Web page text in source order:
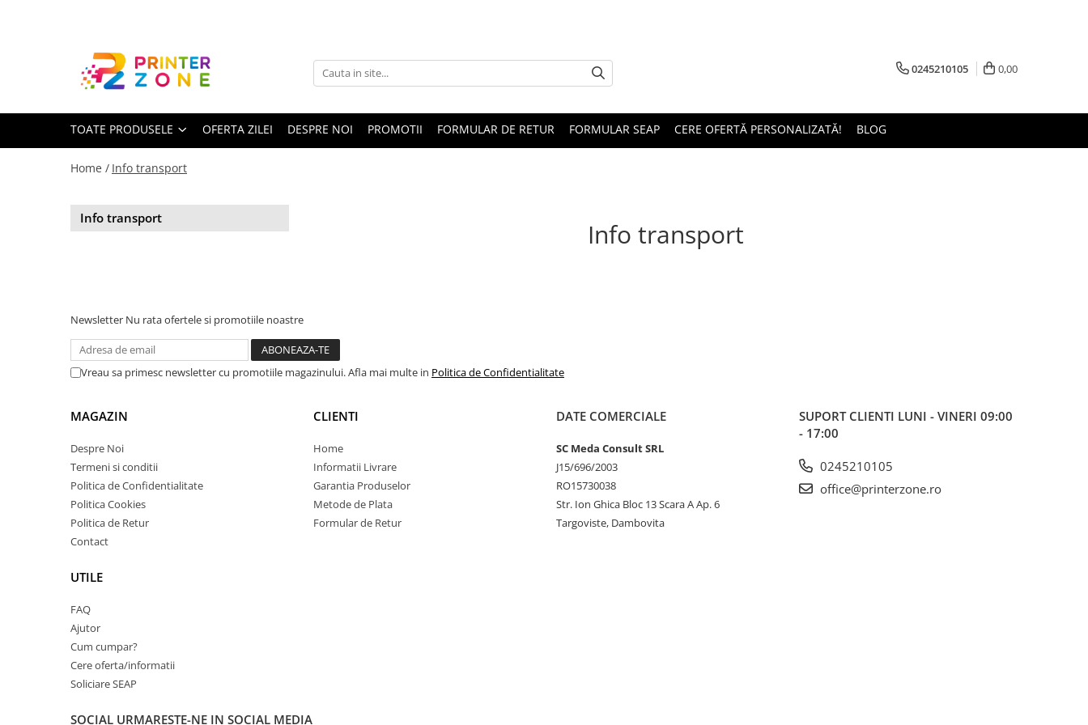
Toate Produsele
Imprimante cu jet
Imprimante etichete
Imprimante termice
Piese schimb
Capete imprimare
Cartuse inkjet si cerneala
compatibile
Tonere compatibile
Cartuse compatibile
Drum unit compatibile
Printare 3D
0245210105 0,00
TOATE PRODUSELE OFERTA ZILEI DESPRE NOI PROMOTII FORMULAR DE RETUR FORMULAR SEAP CERE OFERTĂ PERSONALIZATĂ! BLOG
Home / Info transport
Info transport
Info transport
Newsletter Nu rata ofertele si promotiile noastre
Vreau sa primesc newsletter cu promotiile magazinului. Afla mai multe in Politica de Confidentialitate
MAGAZIN
Despre Noi
Termeni si conditii
Politica de Confidentialitate
Politica Cookies
Politica de Retur
Contact
UTILE
FAQ
Ajutor
Cum cumpar?
Cere oferta/informatii
Soliciare SEAP
CLIENTI
Home
Informatii Livrare
Garantia Produselor
Metode de Plata
Formular de Retur
DATE COMERCIALE
SC Meda Consult SRL
J15/696/2003
RO15730038
Str. Ion Ghica Bloc 13 Scara A Ap. 6
Targoviste, Dambovita
SUPORT CLIENTI LUNI - VINERI 09:00
- 17:00
0245210105
office@printerzone.ro
SOCIAL URMARESTE-NE IN SOCIAL MEDIA